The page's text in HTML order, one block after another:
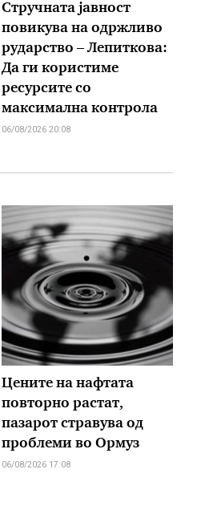
Стручната јавност
повикува на одржливо
рударство – Лепиткова:
Да ги користиме
ресурсите со
максимална контрола
06/08/2026 20:08
Цените на нафтата
повторно растат,
пазарот стравува од
проблеми во Ормуз
06/08/2026 17:08